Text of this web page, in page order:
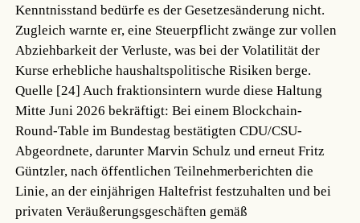
Kenntnisstand bedürfe es der Gesetzesänderung nicht.
Zugleich warnte er, eine Steuerpflicht zwänge zur vollen
Abziehbarkeit der Verluste, was bei der Volatilität der
Kurse erhebliche haushaltspolitische Risiken berge.
Quelle [24] Auch fraktionsintern wurde diese Haltung
Mitte Juni 2026 bekräftigt: Bei einem Blockchain-
Round-Table im Bundestag bestätigten CDU/CSU-
Abgeordnete, darunter Marvin Schulz und erneut Fritz
Güntzler, nach öffentlichen Teilnehmerberichten die
Linie, an der einjährigen Haltefrist festzuhalten und bei
privaten Veräußerungsgeschäften gemäß